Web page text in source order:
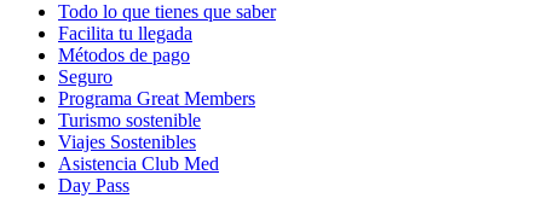
Todo lo que tienes que saber
Facilita tu llegada
Métodos de pago
Seguro
Programa Great Members
Turismo sostenible
Viajes Sostenibles
Asistencia Club Med
Day Pass